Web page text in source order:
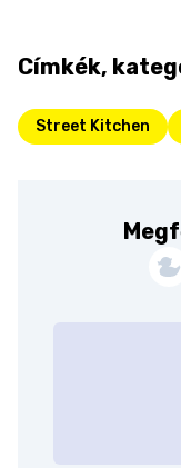
Címkék,
Street Kitchen